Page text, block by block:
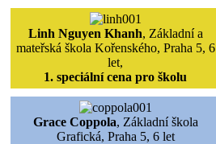
Linh Nguyen Khanh, Základní a
mateřská škola Kořenského, Praha 5, 6
let,
1. speciální cena pro školu
Grace Coppola, Základní škola
Grafická, Praha 5, 6 let